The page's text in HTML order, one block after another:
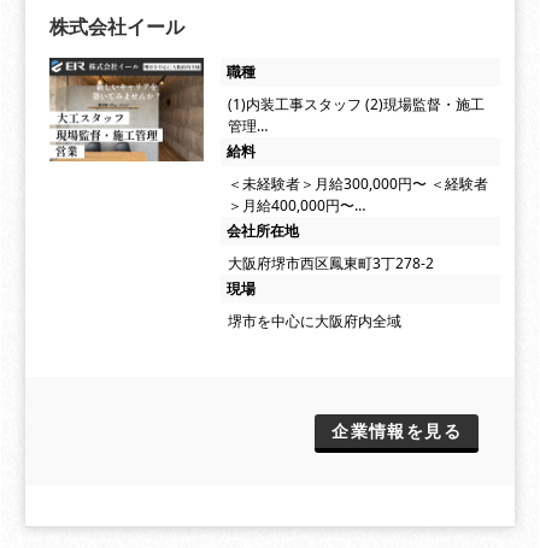
株式会社イール
職種
(1)内装工事スタッフ (2)現場監督・施工
管理…
給料
＜未経験者＞月給300,000円〜 ＜経験者
＞月給400,000円〜…
会社所在地
大阪府堺市西区鳳東町3丁278-2
現場
堺市を中心に大阪府内全域
企業情報を見る